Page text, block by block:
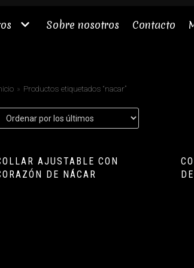
Sobre nosotros Contacto
» Productos etiquetados “nacar”
AJUSTABLE CON
DE NÁCAR